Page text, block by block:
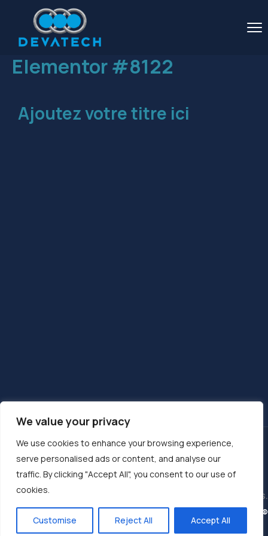
We value your privacy
We use cookies to enhance your browsing experience,
serve personalised ads or content, and analyse our
traffic. By clicking "Accept All", you consent to our use of
cookies.
Customise Reject All Accept All
Elementor #8122
Ajoutez votre titre ici
CONTACT
PLAN DU SITE
LINKEDIN
. Tous droits réservés.
LONGMIRE®